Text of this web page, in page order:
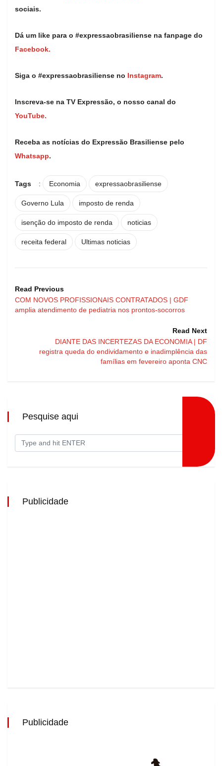
sociais.
Dá um like para o #expressaobrasiliense na fanpage do
Facebook.
Siga o #expressaobrasiliense no Instagram.
Inscreva-se na TV Expressão, o nosso canal do
YouTube.
Receba as notícias do Expressão Brasiliense pelo
Whatsapp.
Tags : Economia expressaobrasiliense
Governo Lula imposto de renda
isenção do imposto de renda noticias
receita federal Ultimas noticias
Read Previous
COM NOVOS PROFISSIONAIS CONTRATADOS | GDF
amplia atendimento de pediatria nos prontos-socorros
Read Next
DIANTE DAS INCERTEZAS DA ECONOMIA | DF
registra queda do endividamento e inadimplência das
famílias em fevereiro aponta CNC
Pesquise aqui
Publicidade
Publicidade